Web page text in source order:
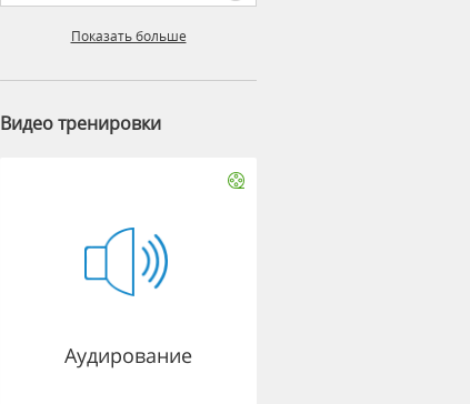
Показать больше
Видео тренировки
Аудирование